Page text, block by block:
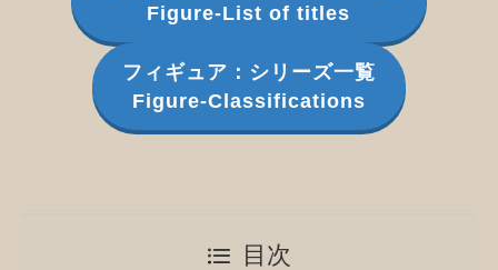
Figure-List of titles
フィギュア：シリーズ一覧
Figure-Classifications
目次